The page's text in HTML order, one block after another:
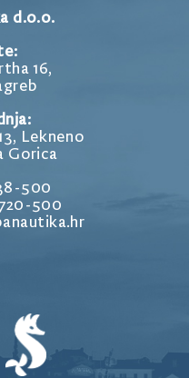
d.o.o.
16,
Lekneno
Gorica
500
500